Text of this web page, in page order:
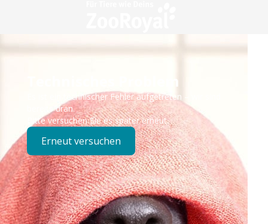
Technisches Problem
Es ist ein technischer Fehler aufgetreten – wir sind
bereits dran.
Bitte versuchen Sie es später erneut.
Erneut versuchen